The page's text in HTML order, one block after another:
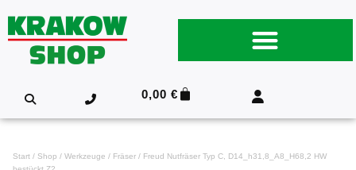
0,00€
Start / Shop / Werkzeuge / Fräser / Freud Nutfräser Typ C, D14_h31,8_A8_H68,2 HW